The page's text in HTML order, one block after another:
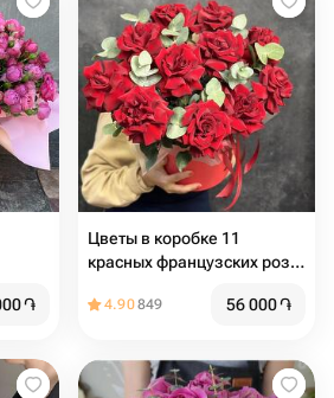
֏
Цветы в коробке 11
красных французских роз с
4.90849 56 000֏